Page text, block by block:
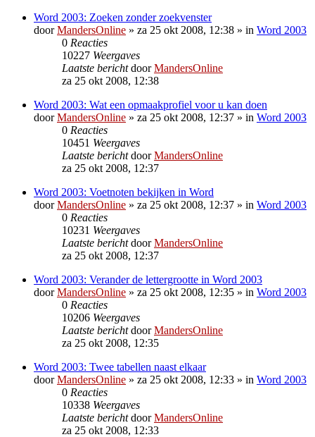
Word 2003: Zoeken zonder zoekvenster
doorMandersOnline » za 25 okt 2008, 12:38 » in Word 2003
0 Reacties
10227 Weergaves
Laatste berichtdoorMandersOnline
za 25 okt 2008, 12:38
Word 2003: Wat een opmaakprofiel voor u kan doen
doorMandersOnline » za 25 okt 2008, 12:37 » in Word 2003
0 Reacties
10451 Weergaves
Laatste berichtdoorMandersOnline
za 25 okt 2008, 12:37
Word 2003: Voetnoten bekijken in Word
doorMandersOnline » za 25 okt 2008, 12:37 » in Word 2003
0 Reacties
10231 Weergaves
Laatste berichtdoorMandersOnline
za 25 okt 2008, 12:37
Word 2003: Verander de lettergrootte in Word 2003
doorMandersOnline » za 25 okt 2008, 12:35 » in Word 2003
0 Reacties
10206 Weergaves
Laatste berichtdoorMandersOnline
za 25 okt 2008, 12:35
Word 2003: Twee tabellen naast elkaar
doorMandersOnline » za 25 okt 2008, 12:33 » in Word 2003
0 Reacties
10338 Weergaves
Laatste berichtdoorMandersOnline
za 25 okt 2008, 12:33